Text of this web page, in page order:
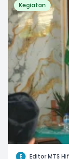
Kegiatan
E Editor MTS